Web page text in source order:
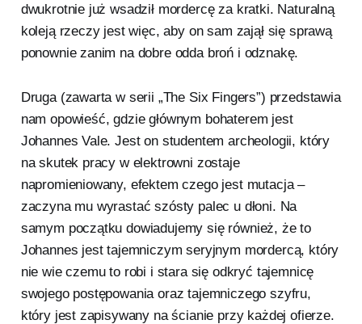
dwukrotnie już wsadził mordercę za kratki. Naturalną
koleją rzeczy jest więc, aby on sam zajął się sprawą
ponownie zanim na dobre odda broń i odznakę.
Druga (zawarta w serii „The Six Fingers”) przedstawia
nam opowieść, gdzie głównym bohaterem jest
Johannes Vale. Jest on studentem archeologii, który
na skutek pracy w elektrowni zostaje
napromieniowany, efektem czego jest mutacja –
zaczyna mu wyrastać szósty palec u dłoni. Na
samym początku dowiadujemy się również, że to
Johannes jest tajemniczym seryjnym mordercą, który
nie wie czemu to robi i stara się odkryć tajemnicę
swojego postępowania oraz tajemniczego szyfru,
który jest zapisywany na ścianie przy każdej ofierze.